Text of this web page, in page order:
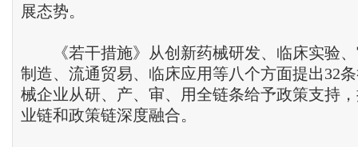
展态势。
《若干措施》从创新药械研发、临床实验、
制造、流通贸易、临床应用等八个方面提出32
械企业从研、产、审、用全链条给予政策支持
业链和政策链深度融合。